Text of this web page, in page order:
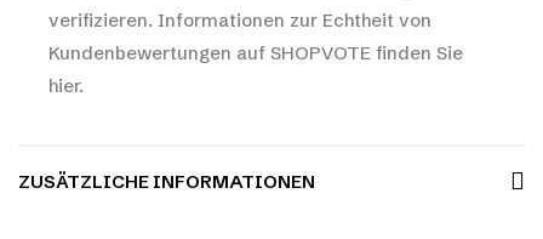
verifizieren. Informationen zur Echtheit von
Kundenbewertungen auf SHOPVOTE finden Sie
hier.
ZUSÄTZLICHE INFORMATIONEN